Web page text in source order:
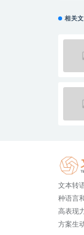
相关
文本转
种语言
高表现
方案生